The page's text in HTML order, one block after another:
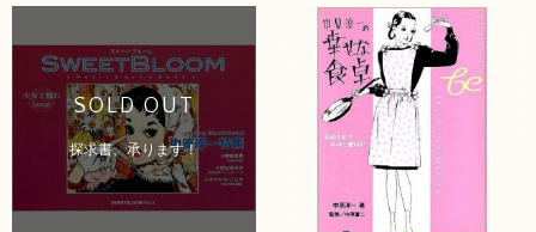
SOLD OUT
探求書、承ります！